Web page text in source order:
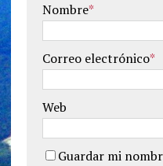
Nombre*
Correo electrónico*
Web
Guardar mi